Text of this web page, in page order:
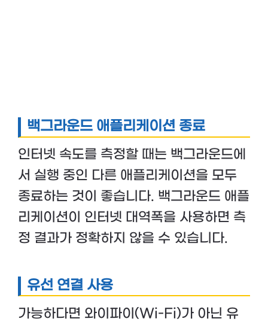
백그라운드 애플리케이션 종료
인터넷 속도를 측정할 때는 백그라운드에
서 실행 중인 다른 애플리케이션을 모두
종료하는 것이 좋습니다. 백그라운드 애플
리케이션이 인터넷 대역폭을 사용하면 측
정 결과가 정확하지 않을 수 있습니다.
유선 연결 사용
가능하다면 와이파이(Wi-Fi)가 아닌 유